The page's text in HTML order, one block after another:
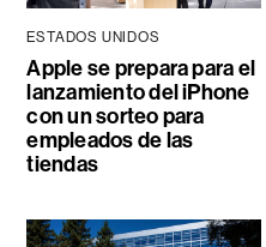
ESTADOS UNIDOS
Apple se prepara para el
lanzamiento del iPhone
con un sorteo para
empleados de las
tiendas